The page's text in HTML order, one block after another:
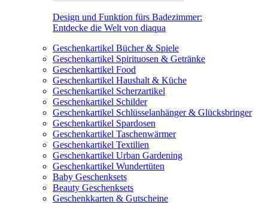
Design und Funktion fürs Badezimmer:
Entdecke die Welt von diaqua
Geschenkartikel Bücher & Spiele
Geschenkartikel Spirituosen & Getränke
Geschenkartikel Food
Geschenkartikel Haushalt & Küche
Geschenkartikel Scherzartikel
Geschenkartikel Schilder
Geschenkartikel Schlüsselanhänger & Glücksbringer
Geschenkartikel Spardosen
Geschenkartikel Taschenwärmer
Geschenkartikel Textilien
Geschenkartikel Urban Gardening
Geschenkartikel Wundertüten
Baby Geschenksets
Beauty Geschenksets
Geschenkkarten & Gutscheine